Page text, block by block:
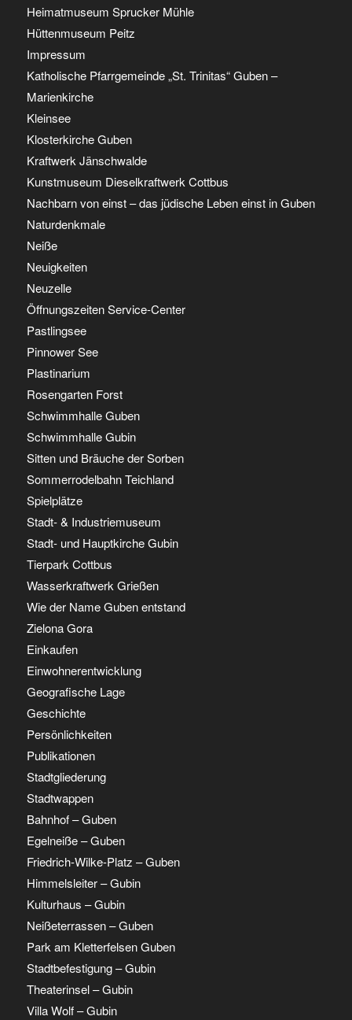
Heimatmuseum Sprucker Mühle
Hüttenmuseum Peitz
Impressum
Katholische Pfarrgemeinde „St. Trinitas“ Guben –
Marienkirche
Kleinsee
Klosterkirche Guben
Kraftwerk Jänschwalde
Kunstmuseum Dieselkraftwerk Cottbus
Nachbarn von einst – das jüdische Leben einst in Guben
Naturdenkmale
Neiße
Neuigkeiten
Neuzelle
Öffnungszeiten Service-Center
Pastlingsee
Pinnower See
Plastinarium
Rosengarten Forst
Schwimmhalle Guben
Schwimmhalle Gubin
Sitten und Bräuche der Sorben
Sommerrodelbahn Teichland
Spielplätze
Stadt- & Industriemuseum
Stadt- und Hauptkirche Gubin
Tierpark Cottbus
Wasserkraftwerk Grießen
Wie der Name Guben entstand
Zielona Gora
Einkaufen
Einwohnerentwicklung
Geografische Lage
Geschichte
Persönlichkeiten
Publikationen
Stadtgliederung
Stadtwappen
Bahnhof – Guben
Egelneiße – Guben
Friedrich-Wilke-Platz – Guben
Himmelsleiter – Gubin
Kulturhaus – Gubin
Neißeterrassen – Guben
Park am Kletterfelsen Guben
Stadtbefestigung – Gubin
Theaterinsel – Gubin
Villa Wolf – Gubin